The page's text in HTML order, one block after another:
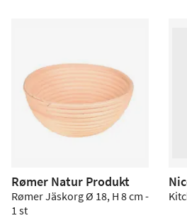
Rømer Natur Produkt
Rømer Jäskorg Ø 18, H 8 cm -
1 st